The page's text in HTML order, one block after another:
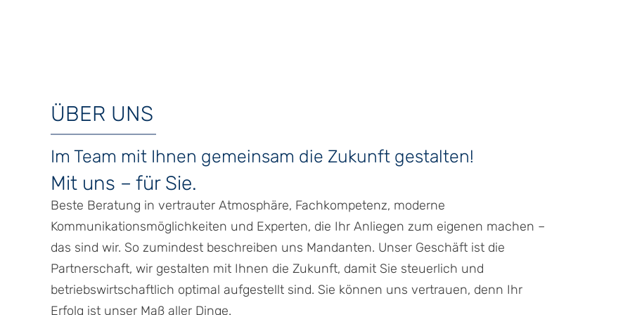
ÜBER UNS
Im Team mit Ihnen gemeinsam die Zukunft gestalten!
Mit uns – für Sie.
Beste Beratung in vertrauter Atmosphäre, Fachkompetenz, moderne
Kommunikationsmöglichkeiten und Experten, die Ihr Anliegen zum eigenen machen –
das sind wir. So zumindest beschreiben uns Mandanten. Unser Geschäft ist die
Partnerschaft, wir gestalten mit Ihnen die Zukunft, damit Sie steuerlich und
betriebswirtschaftlich optimal aufgestellt sind. Sie können uns vertrauen, denn Ihr
Erfolg ist unser Maß aller Dinge.